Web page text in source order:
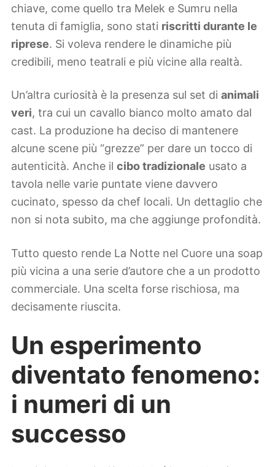
chiave, come quello tra Melek e Sumru nella
tenuta di famiglia, sono stati riscritti durante le
riprese. Si voleva rendere le dinamiche più
credibili, meno teatrali e più vicine alla realtà.
Un’altra curiosità è la presenza sul set di animali
veri, tra cui un cavallo bianco molto amato dal
cast. La produzione ha deciso di mantenere
alcune scene più “grezze” per dare un tocco di
autenticità. Anche il cibo tradizionale usato a
tavola nelle varie puntate viene davvero
cucinato, spesso da chef locali. Un dettaglio che
non si nota subito, ma che aggiunge profondità.
Tutto questo rende La Notte nel Cuore una soap
più vicina a una serie d’autore che a un prodotto
commerciale. Una scelta forse rischiosa, ma
decisamente riuscita.
Un esperimento
diventato fenomeno:
i numeri di un
successo